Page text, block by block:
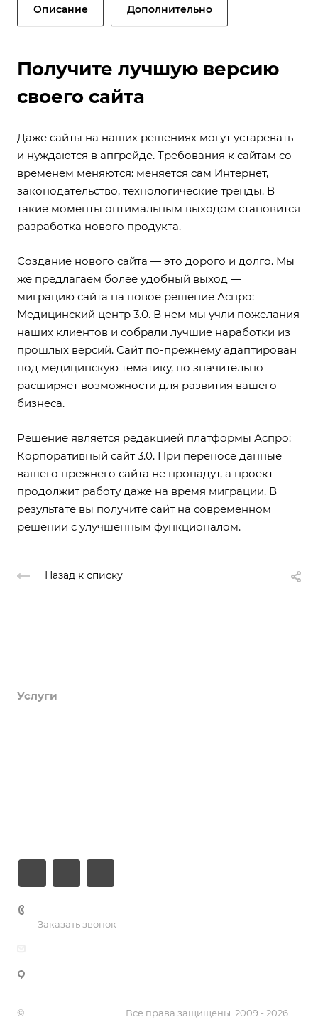
Описание Дополнительно
Получите лучшую версию
своего сайта
Даже сайты на наших решениях могут устаревать
и нуждаются в апгрейде. Требования к сайтам со
временем меняются: меняется сам Интернет,
законодательство, технологические тренды. В
такие моменты оптимальным выходом становится
разработка нового продукта.
Создание нового сайта — это дорого и долго. Мы
же предлагаем более удобный выход —
миграцию сайта на новое решение Аспро:
Медицинский центр 3.0. В нем мы учли пожелания
наших клиентов и собрали лучшие наработки из
прошлых версий. Сайт по-прежнему адаптирован
под медицинскую тематику, но значительно
расширяет возможности для развития вашего
бизнеса.
Решение является редакцией платформы Аспро:
Корпоративный сайт 3.0. При переносе данные
вашего прежнего сайта не пропадут, а проект
продолжит работу даже на время миграции. В
результате вы получите сайт на современном
решении с улучшенным функционалом.
Назад к списку
Услуги
Заказать звонок
© . Все права защищены. 2009 - 2026